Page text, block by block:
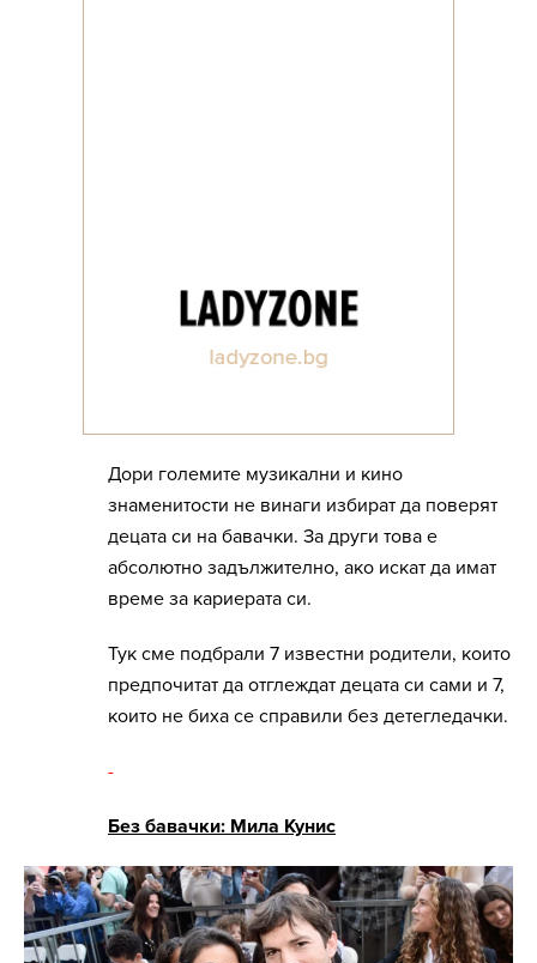
Дори големите музикални и кино
знаменитости не винаги избират да поверят
децата си на бавачки. За други това е
абсолютно задължително, ако искат да имат
време за кариерата си.
Тук сме подбрали 7 известни родители, които
предпочитат да отглеждат децата си сами и 7,
които не биха се справили без детегледачки.
-
Без бавачки: Мила Кунис